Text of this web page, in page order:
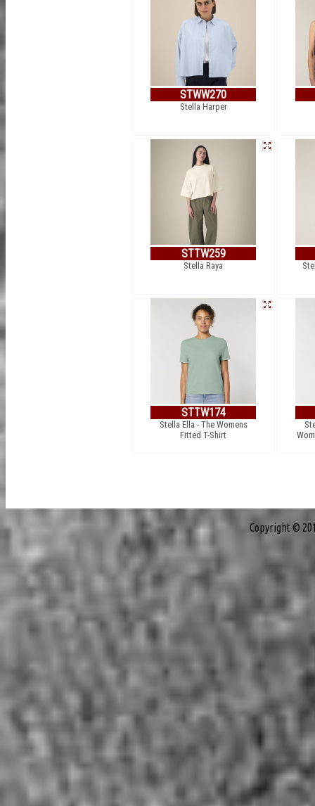
STWW270
Stella Harper
STTW259
Stella Raya
STTW174
Stella Ella - The Womens
Fitted T-Shirt
Copyright ©